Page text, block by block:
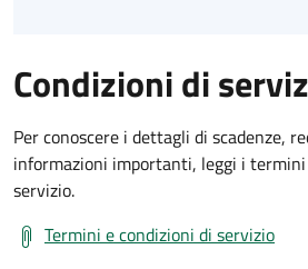
Condizioni di
Per conoscere i dettagli di scadenze,
informazioni importanti, leggi i
servizio.
Termini e condizioni di servizio